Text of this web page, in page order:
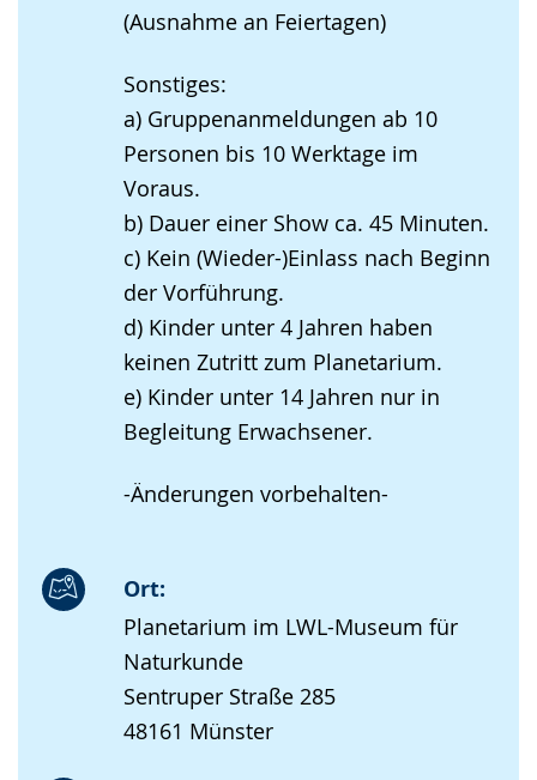
(Ausnahme an Feiertagen)
Sonstiges:
a) Gruppenanmeldungen ab 10
Personen bis 10 Werktage im
Voraus.
b) Dauer einer Show ca. 45 Minuten.
c) Kein (Wieder-)Einlass nach Beginn
der Vorführung.
d) Kinder unter 4 Jahren haben
keinen Zutritt zum Planetarium.
e) Kinder unter 14 Jahren nur in
Begleitung Erwachsener.
-Änderungen vorbehalten-
Ort:
Planetarium im LWL-Museum für
Naturkunde
Sentruper Straße 285
48161 Münster